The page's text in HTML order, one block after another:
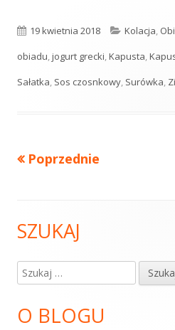
Opublikowano
19 kwietnia 2018 Kategorie
Kolacja,
obiadu,jogurt grecki,Kapusta,
Sałatka, Sos czosnkowy, Surówka,
Stronicowanie
Poprzednie
Główny
panel
SZUKAJ
Szukaj:
O BLOGU